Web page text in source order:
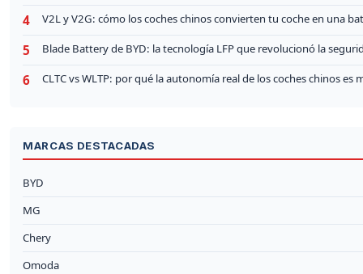
4 V2L y V2G: cómo los coches chinos convierten tu coche en una
5 Blade Battery de BYD: la tecnología LFP que revolucionó la
6 CLTC vs WLTP: por qué la autonomía real de los coches chinos es
MARCAS DESTACADAS
BYD
MG
Chery
Omoda